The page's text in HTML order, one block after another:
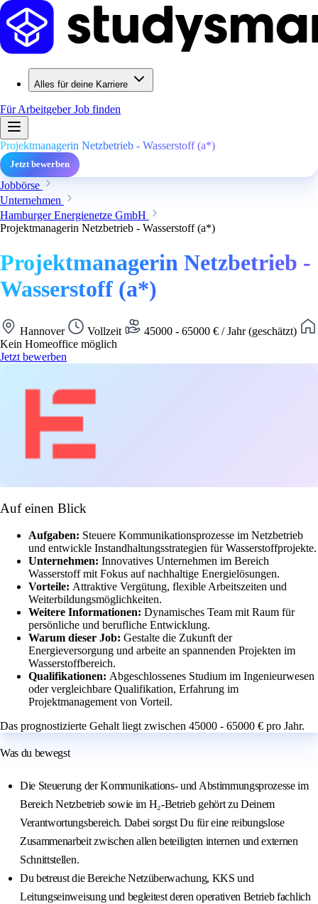
Alles für deine Karriere
Für ArbeitgeberJob finden
Projektmanagerin Netzbetrieb - Wasserstoff (a*)
Jetzt bewerben
Jobbörse
Unternehmen
Hamburger Energienetze GmbH
Projektmanagerin Netzbetrieb - Wasserstoff (a*)
Projektmanagerin Netzbetrieb -
Wasserstoff (a*)
Hannover Vollzeit
45000 - 65000 € / Jahr (geschätzt)
Kein Homeoffice möglich
Jetzt bewerben
Auf einen Blick
Aufgaben: Steuere Kommunikationsprozesse im Netzbetrieb
und entwickle Instandhaltungsstrategien für Wasserstoffprojekte.
Unternehmen: Innovatives Unternehmen im Bereich
Wasserstoff mit Fokus auf nachhaltige Energielösungen.
Vorteile: Attraktive Vergütung, flexible Arbeitszeiten und
Weiterbildungsmöglichkeiten.
Weitere Informationen: Dynamisches Team mit Raum für
persönliche und berufliche Entwicklung.
Warum dieser Job: Gestalte die Zukunft der
Energieversorgung und arbeite an spannenden Projekten im
Wasserstoffbereich.
Qualifikationen: Abgeschlossenes Studium im Ingenieurwesen
oder vergleichbare Qualifikation, Erfahrung im
Projektmanagement von Vorteil.
Das prognostizierte Gehalt liegt zwischen 45000 - 65000 € pro Jahr.
Was du bewegst
Die Steuerung der Kommunikations- und Abstimmungsprozesse im
Bereich Netzbetrieb sowie im H₂-Betrieb gehört zu Deinem
Verantwortungsbereich. Dabei sorgst Du für eine reibungslose
Zusammenarbeit zwischen allen beteiligten internen und externen
Schnittstellen.
Du betreust die Bereiche Netzüberwachung, KKS und
Leitungseinweisung und begleitest deren operativen Betrieb fachlich